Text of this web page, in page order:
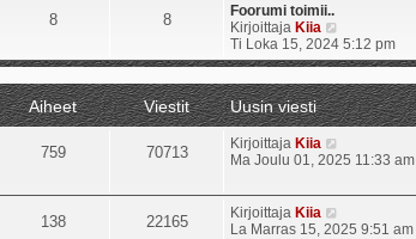
8 8
Foorumi toimii..
KirjoittajaKiia
ä
y
ä
u
u
i
v
e
Ti Loka 15, 2024 5:12 pm
Aiheet Viestit
Uusin viesti
759 70713 KirjoittajaKiia
ä
t
u
Ma Joulu 01, 2025 11:33 am
138 22165 KirjoittajaKiia
ä
La Marras 15, 2025 9:51 am